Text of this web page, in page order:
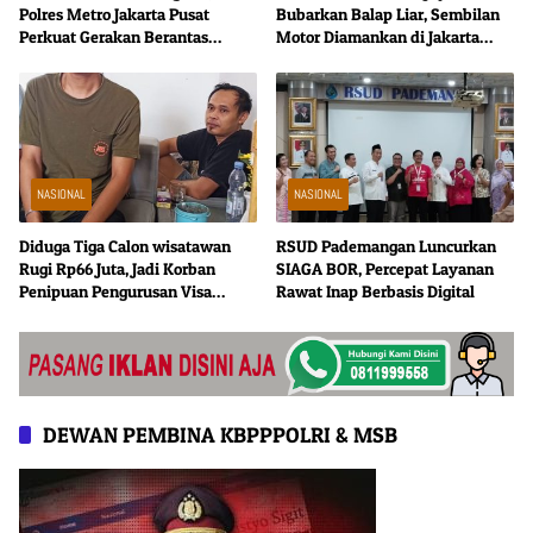
Polres Metro Jakarta Pusat
Perkuat Gerakan Berantas
Bubarkan Balap Liar, Sembilan
Motor Diamankan di Jakarta
NASIONAL
Diduga Tiga Calon wisatawan
Rugi Rp66 Juta, Jadi Korban
Penipuan Pengurusan Visa
NASIONAL
RSUD Pademangan Luncurkan
SIAGA BOR, Percepat Layanan
Rawat Inap Berbasis Digital
DEWAN PEMBINA KBPPPOLRI & MSB